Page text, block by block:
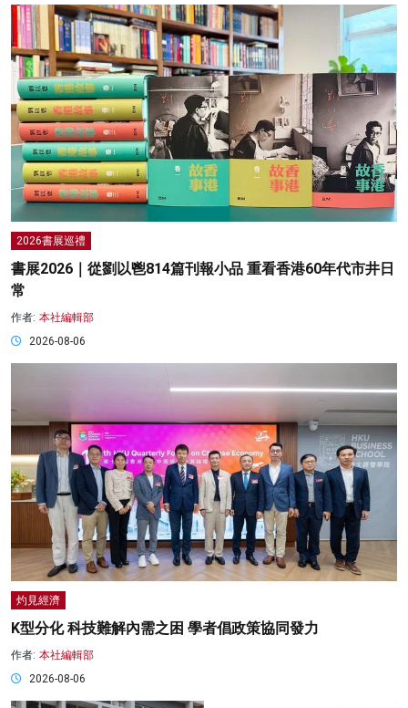
2026書展巡禮
書展2026｜從劉以鬯814篇刊報小品 重看香港60年代市井日
常
作者: 本社編輯部
2026-08-06
灼見經濟
K型分化 科技難解內需之困 學者倡政策協同發力
作者: 本社編輯部
2026-08-06